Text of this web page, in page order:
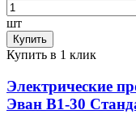
шт
Купить
Купить в 1 клик
Электрические
Эван В1-30